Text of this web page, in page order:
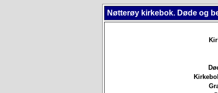
Nøtterøy kirkebok. Døde og